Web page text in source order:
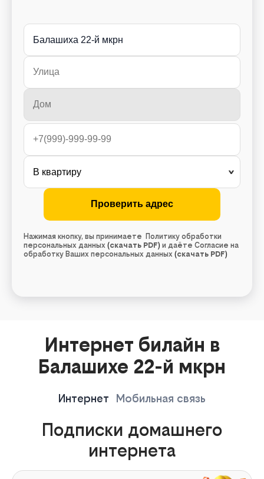
Балашиха 22-й мкрн
Нажимая кнопку, вы принимаете Политику обработки
персональных данных (скачать PDF) и даёте Согласие на
обработку Ваших персональных данных (скачать PDF)
Интернет билайн в
Балашихе 22-й мкрн
Интернет Мобильная связь
Подписки домашнего
интернета